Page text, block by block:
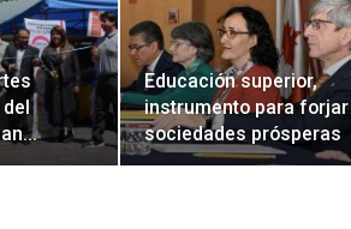
Educación superior,
instrumento para forjar
sociedades prósperas